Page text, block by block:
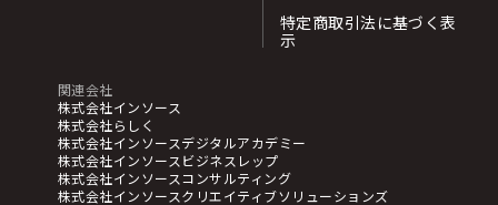
特定商取引法に基づく表
示
関連会社
株式会社インソース
株式会社らしく
株式会社インソースデジタルアカデミー
株式会社インソースビジネスレップ
株式会社インソースコンサルティング
株式会社インソースクリエイティブソリューションズ